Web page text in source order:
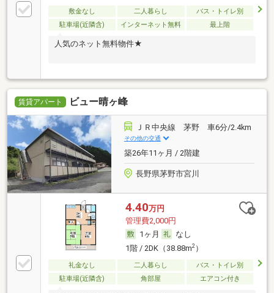
敷金なし 二人暮らし
バス・トイレ別
駐車場(近隣含)
インターネット無料 最上階
人気のネット無料物件★
賃貸アパート ビュー晴ヶ峰
ＪＲ中央線 茅野 車6分/2.4km
その他の交通
築26年11ヶ月 / 2階建
長野県茅野市宮川
4.40万円
管理費2,000円
1ヶ月
なし
1階 / 2DK（38.88m2）
礼金なし 二人暮らし
バス・トイレ別
駐車場(近隣含)
角部屋 エアコン付き